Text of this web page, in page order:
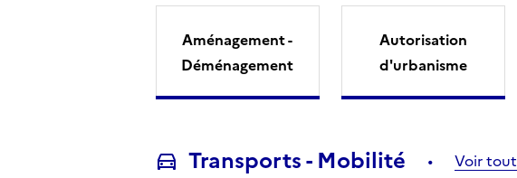
Aménagement -
Déménagement
Autorisation
d'urbanisme
Transports - Mobilité Voir tout